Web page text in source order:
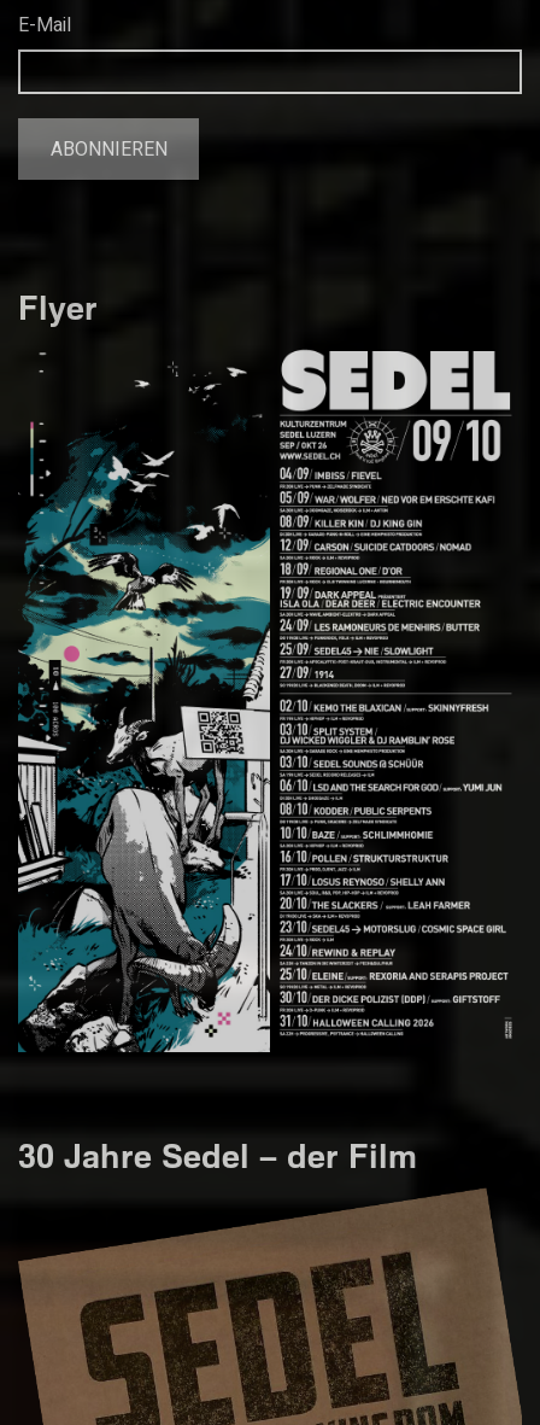
E-Mail
Flyer
30 Jahre Sedel – der Film